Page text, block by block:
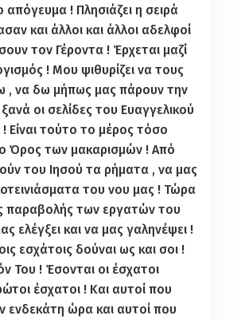
απόγευμα ! Πλησιάζει η σειρά
και άλλοι και άλλοι αδελφοί
τον Γέροντα ! Έρχεται μαζί
! Μου ψιθυρίζει να τους
, να δω μήπως μας πάρουν την
ξανά οι σελίδες του Ευαγγελικού
Είναι τούτο το μέρος τόσο
Όρος των μακαρισμών ! Από
του Ιησού τα ρήματα , να μας
του νου μας ! Τώρα
παραβολής των εργατών του
ελέγξει και να μας γαληνέψει !
εσχάτοις δούναι ως και σοι !
Του ! Έσονται οι έσχατοι
έσχατοι ! Και αυτοί που
ενδεκάτη ώρα και αυτοί που